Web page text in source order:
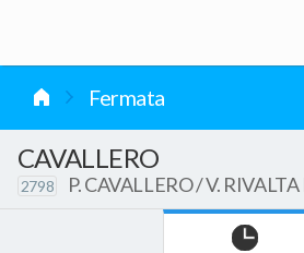
Fermata
CAVALLERO
2798 P. CAVALLERO / V.